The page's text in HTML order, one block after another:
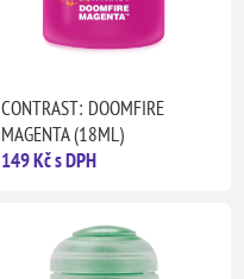
CONTRAST: DOOMFIRE
MAGENTA (18ML)
149 Kč s DPH